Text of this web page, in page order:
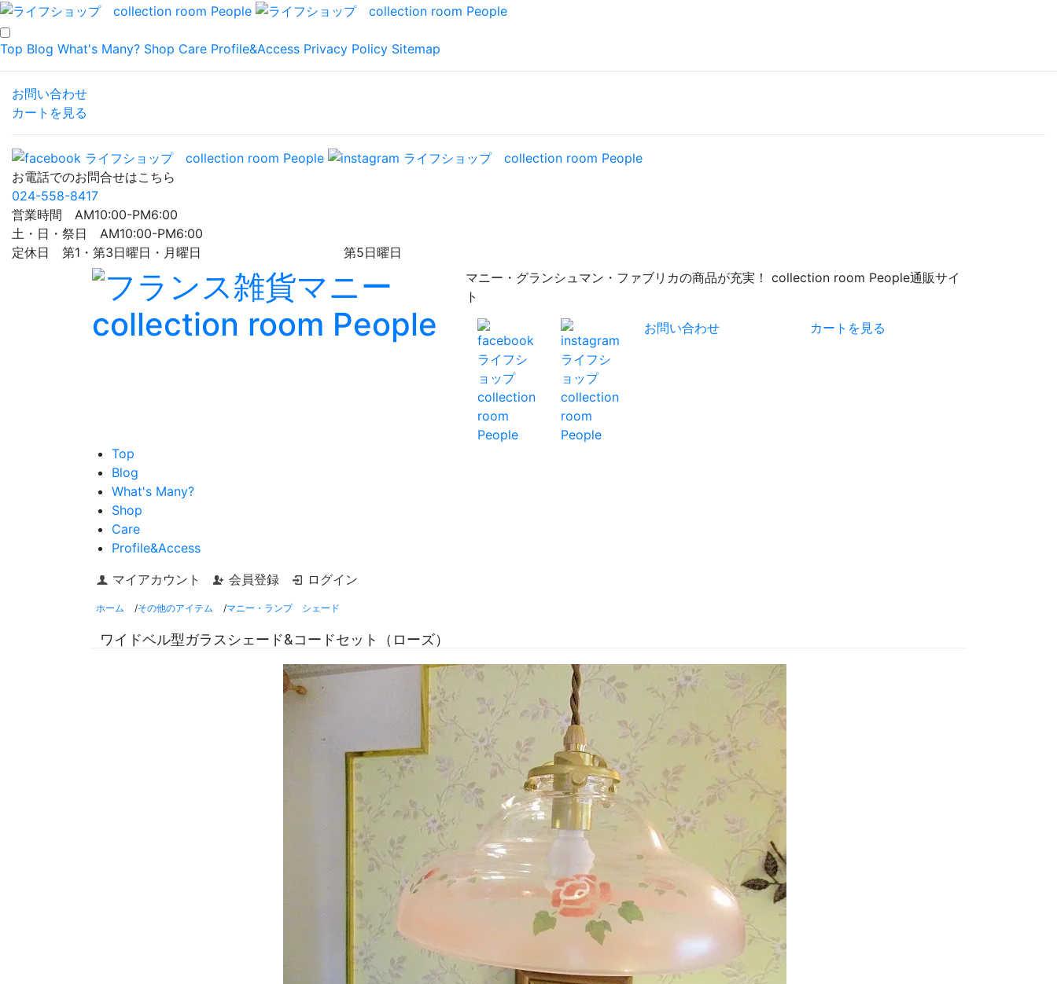
Top Blog What's Many? Shop Care Profile&Access Privacy Policy Sitemap
お問い合わせ
カートを見る
お電話でのお問合せはこちら
024-558-8417
営業時間 AM10:00-PM6:00
土・日・祭日 AM10:00-PM6:00
定休日 第1・第3日曜日・月曜日 第5日曜日
マニー・グランシュマン・ファブリカの商品が充実！ collection room People通販サイ
ト
お問い合わせ
カートを見る
Top
Blog
What's Many?
Shop
Care
Profile&Access
マイアカウント
会員登録 ログイン
ホーム /その他のアイテム /マニー・ランプ シェード
ワイドベル型ガラスシェード&コードセット（ローズ）